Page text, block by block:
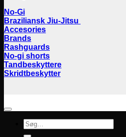
No-Gi
Braziliansk Jiu-Jitsu
Accesories
Brands
Rashguards
No-gi shorts
Tandbeskyttere
Skridtbeskytter
Søg
efter: